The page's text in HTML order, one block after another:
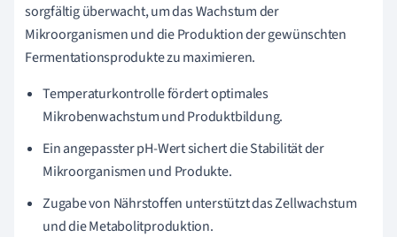
sorgfältig überwacht, um das Wachstum der
Mikroorganismen und die Produktion der gewünschten
Fermentationsprodukte zu maximieren.
Temperaturkontrolle fördert optimales
Mikrobenwachstum und Produktbildung.
Ein angepasster pH-Wert sichert die Stabilität der
Mikroorganismen und Produkte.
Zugabe von Nährstoffen unterstützt das Zellwachstum
und die Metabolitproduktion.